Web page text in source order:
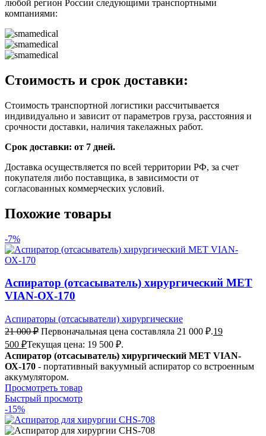
любой регион России следующими транспортными
компаниями:
Стоимость и срок доставки:
Стоимость транспортной логистики рассчитывается
индивидуально и зависит от параметров груза, расстояния и
срочности доставки, наличия такелажных работ.
Срок доставки: от 7 дней.
Доставка осуществляется по всей территории РФ, за счет
покупателя либо поставщика, в зависимости от
согласованных коммерческих условий.
Похожие товары
-7%
Аспиратор (отсасыватель) хирургический MET
VIAN-ОХ-170
Аспираторы (отсасыватели) хирургические
21 000₽ Первоначальная цена составляла 21 000 ₽.19
500 ₽Текущая цена: 19 500 ₽.
Аспиратор (отсасыватель) хирургический MET VIAN-
ОХ-170 - портативный вакуумный аспиратор со встроенным
аккумулятором.
Просмотреть товар
Быстрый просмотр
-15%